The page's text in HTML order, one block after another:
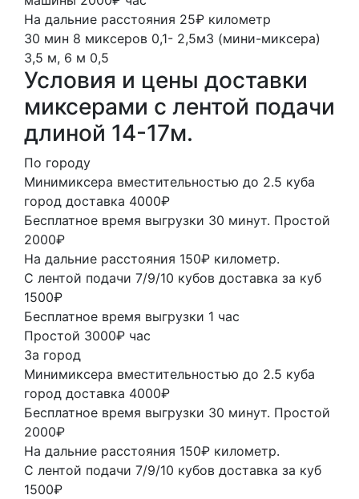
На дальние расстояния 25₽ километр
30 мин 8 миксеров 0,1- 2,5м3 (мини-миксера)
3,5 м, 6 м 0,5
Условия и цены доставки
миксерами с лентой подачи
длиной 14-17м.
По городу
Минимиксера вместительностью до 2.5 куба
город доставка 4000₽
Бесплатное время выгрузки 30 минут. Простой
2000₽
На дальние расстояния 150₽ километр.
С лентой подачи 7/9/10 кубов доставка за куб
1500₽
Бесплатное время выгрузки 1 час
Простой 3000₽ час
За город
Минимиксера вместительностью до 2.5 куба
город доставка 4000₽
Бесплатное время выгрузки 30 минут. Простой
2000₽
На дальние расстояния 150₽ километр.
С лентой подачи 7/9/10 кубов доставка за куб
1500₽